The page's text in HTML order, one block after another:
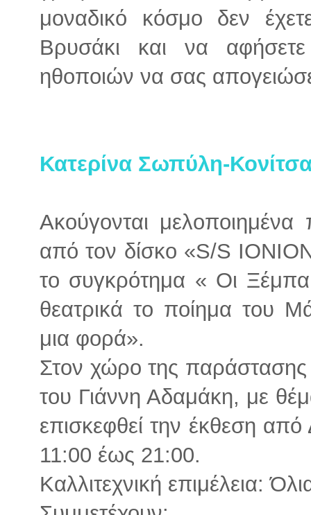
μοναδικό κόσμο δεν
Βρυσάκι και να
ηθοποιών να σας
Κατερίνα Σωπύλη-
Ακούγονται
από τον δίσκο «S/S
το συγκρότημα « Οι
θεατρικά το ποίημα του
μια φορά».
Στον χώρο της παράστασης
του Γιάννη Αδαμάκη, με
επισκεφθεί την έκθεση
11:00 έως 21:00.
Καλλιτεχνική επιμέλεια: